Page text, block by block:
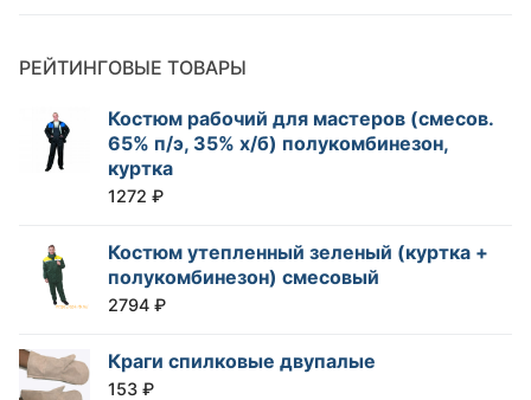
РЕЙТИНГОВЫЕ ТОВАРЫ
Костюм рабочий для мастеров (смесов.
65% п/э, 35% х/б) полукомбинезон,
куртка
1272 ₽
Костюм утепленный зеленый (куртка +
полукомбинезон) смесовый
2794 ₽
Краги спилковые двупалые
153 ₽